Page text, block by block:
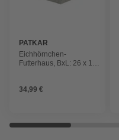
PATKAR
Eichhörnchen-
Futterhaus, BxL: 26 x 19
34,99 €